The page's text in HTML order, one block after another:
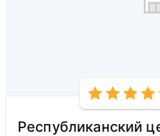
Республиканский